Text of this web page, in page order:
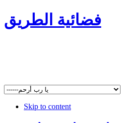
فضائية الطريق
Skip to content